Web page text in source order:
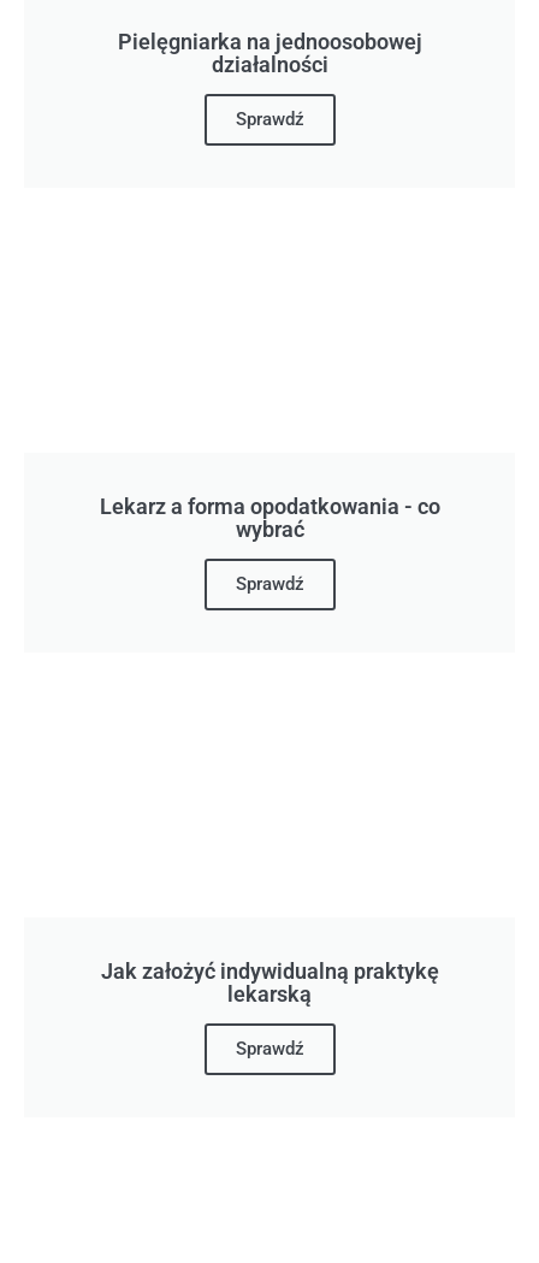
Pielęgniarka na jednoosobowej
działalności
Sprawdź
Lekarz a forma opodatkowania - co
wybrać
Sprawdź
Jak założyć indywidualną praktykę
lekarską
Sprawdź